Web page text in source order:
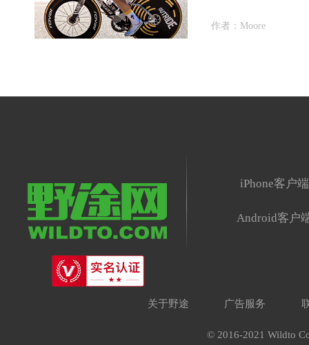
作者： Moore
iPhone客户端
Android客户
关于野途 广告服务
© 2016-2021 Wildto